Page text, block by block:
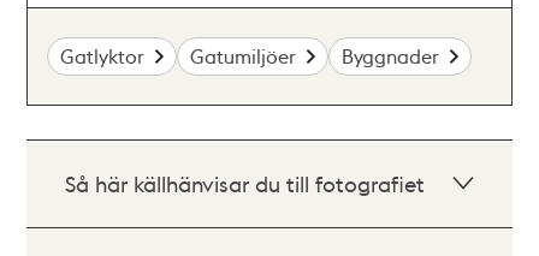
Gatlyktor Gatumiljöer Byggnader
Så här källhänvisar du till fotografiet